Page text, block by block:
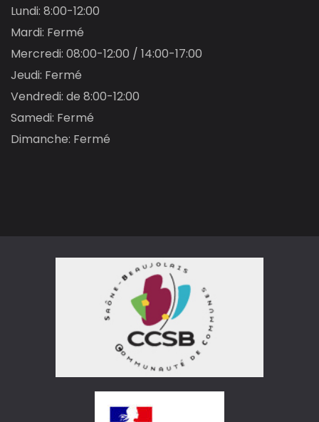
Lundi: 8:00-12:00
Mardi: Fermé
Mercredi: 08:00-12:00 / 14:00-17:00
Jeudi: Fermé
Vendredi: de 8:00-12:00
Samedi: Fermé
Dimanche: Fermé